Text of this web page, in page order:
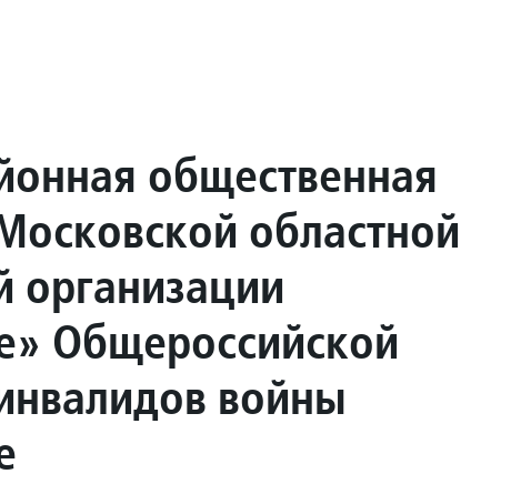
общественная
областной
организации
Общероссийской
войны